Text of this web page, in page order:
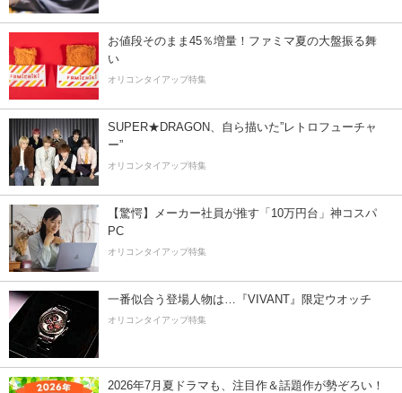
お値段そのまま45％増量！ファミマ夏の大盤振る舞
い
オリコンタイアップ特集
SUPER★DRAGON、自ら描いた”レトロフューチャ
ー”
オリコンタイアップ特集
【驚愕】メーカー社員が推す「10万円台」神コスパ
PC
オリコンタイアップ特集
一番似合う登場人物は…『VIVANT』限定ウオッチ
オリコンタイアップ特集
2026年7月夏ドラマも、注目作＆話題作が勢ぞろい！